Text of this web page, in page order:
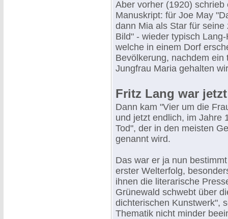
Aber vorher (1920)
Manuskript: für Joe May
dann Mia als Star für
Bild" - wieder typisch
welche in einem Dorf
Bevölkerung, nachdem
Jungfrau Maria gehalten
Fritz Lang war
Dann kam "Vier um die
und jetzt endlich, im Jahre
Tod", der in den meisten
genannt wird.
Das war er ja nun
erster Welterfolg,
ihnen die literarische
Grünewald schwebt über
dichterischen Kunstwerk",
Thematik nicht minder